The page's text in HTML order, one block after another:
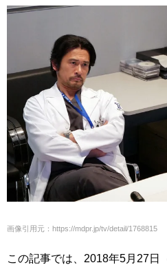
画像引用元：https://mdpr.jp/tv/detail/1768815
この記事では、2018年5月27日